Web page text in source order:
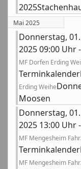
Mai 2025
Donnerstag,
2025 09:00 Uhr
MF Dorfen Erding
Erding Weihe
Moosen
Donnerstag,
2025 13:00 Uhr
MF Mengesheim
MF Mengesheim